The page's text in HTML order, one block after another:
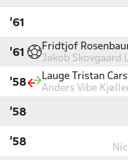
'61
'61
Fridtjof
Jakob Skovgaard
'58
Lauge Tristan
Anders Vibe
'58
'58